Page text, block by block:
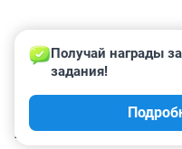
КОММЕНТАРИИ 36
Получай награды
задания!